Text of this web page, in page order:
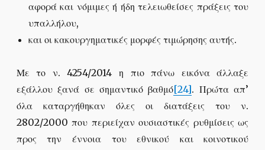
αφορά και νόμιμες ή ήδη τελειωθείσες πράξεις του
υπαλλήλου,
και οι κακουργηματικές μορφές τιμώρησης αυτής.
Με το ν. 4254/2014 η πιο πάνω εικόνα άλλαξε
εξάλλου ξανά σε σημαντικό βαθμό[24]. Πρώτα απ’
όλα καταργήθηκαν όλες οι διατάξεις του ν.
2802/2000 που περιείχαν ουσιαστικές ρυθμίσεις ως
προς την έννοια του εθνικού και κοινοτικού